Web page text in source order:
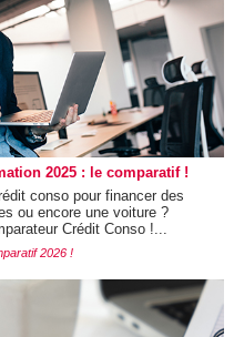
2025 : le comparatif !
conso pour financer des
ou encore une voiture ?
Crédit Conso !...
2026 !